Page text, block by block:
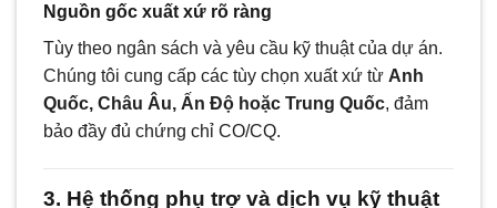
Nguồn gốc xuất xứ rõ ràng
Tùy theo ngân sách và yêu cầu kỹ thuật của dự án.
Chúng tôi cung cấp các tùy chọn xuất xứ từ Anh
Quốc, Châu Âu, Ấn Độ hoặc Trung Quốc, đảm
bảo đầy đủ chứng chỉ CO/CQ.
3. Hệ thống phụ trợ và dịch vụ kỹ thuật